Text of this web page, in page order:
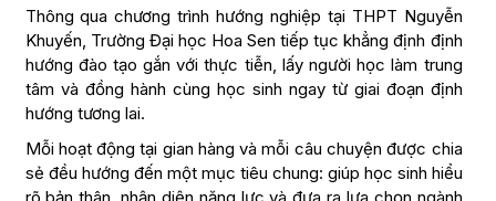
Thông qua chương trình hướng nghiệp tại THPT Nguyễn
Khuyến, Trường Đại học Hoa Sen tiếp tục khẳng định định
hướng đào tạo gắn với thực tiễn, lấy người học làm trung
tâm và đồng hành cùng học sinh ngay từ giai đoạn định
hướng tương lai.
Mỗi hoạt động tại gian hàng và mỗi câu chuyện được chia
sẻ đều hướng đến một mục tiêu chung: giúp học sinh hiểu
rõ bản thân, nhận diện năng lực và đưa ra lựa chọn ngành